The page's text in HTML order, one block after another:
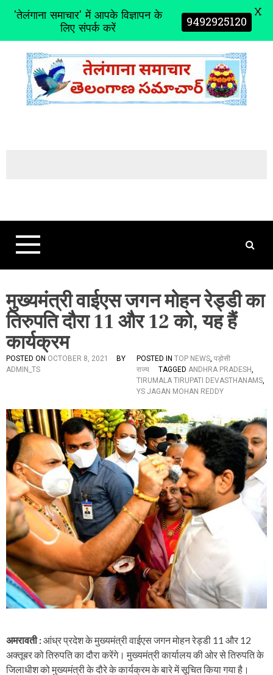
t
मुख्यमंत्री वाईएस जगन मोहन रेड्डी का
तिरुपति दौरा 11 और 12 को, यह हैं
कार्यक्रम
POSTED ON OCTOBER 8, 2021
BY
ADMIN_TS
POSTED IN TOP NEWS, पड़ोसी
राज्य
TAGGED ANDHRA PRADESH,
TIRUMALA TIRUPATI DEVASTHANAMS,
YS JAGAN MOHAN REDDY
अमरावती :आंध्र प्रदेश के मुख्यमंत्री वाईएस जगन मोहन रेड्डी 11 और 12
अक्तूबर को तिरुपति का दौरा करेंगे। मुख्यमंत्री कार्यालय की ओर से तिरुपति के
जिलाधीश को मुख्यमंत्री के दौरे के कार्यक्रम के बारे में सूचित किया गया है।
'तेलंगाना समाचार' में आपके विज्ञापन के
लिए संपर्क करें 9492925120 X